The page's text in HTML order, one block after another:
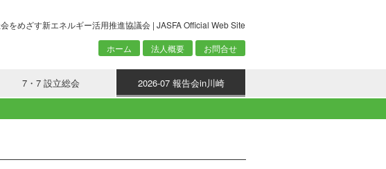
をめざす新エネルギー活用推進協議会 | JASFA Official Web Site
ホーム
法人概要 お問合せ
7・7 設立総会 2026-07 報告会in川崎